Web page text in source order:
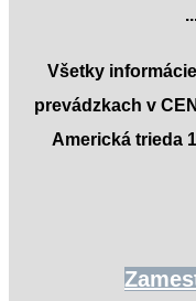
Všetky
prevádzkach v
Americká trieda